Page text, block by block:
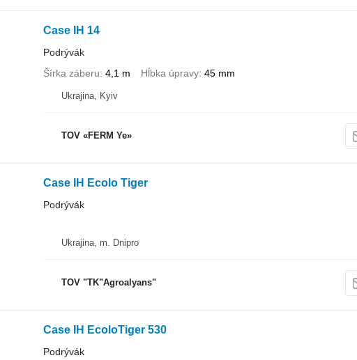
Case IH 14
Podrývák
Šírka záberu 4,1 m Hĺbka úpravy 45 mm
Ukrajina, Kyiv
TOV «FERM Ye»
Case IH Ecolo Tiger
Podrývák
Ukrajina, m. Dnipro
TOV "TK"Agroalyans"
Case IH EcoloTiger 530
Podrývák